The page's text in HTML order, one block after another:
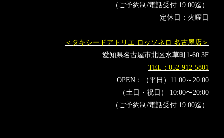
（ご予約制/電話受付 19:00迄）
定休日：火曜日
＜タキシードアトリエ ロッソネロ 名古屋店＞
愛知県名古屋市北区水草町1-60 3F
TEL：052-912-5801
OPEN：（平日）11:00～20:00
（土日・祝日） 10:00〜20:00
（ご予約制/電話受付 19:00迄）